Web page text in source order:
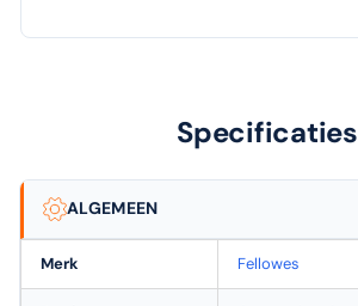
Specificaties
ALGEMEEN
Merk Fellowes